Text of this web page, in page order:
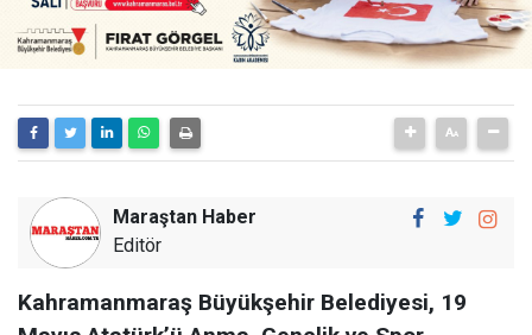
Maraştan Haber
Editör
Kahramanmaraş Büyükşehir Belediyesi, 19